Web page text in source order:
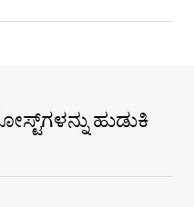
ಹುಡುಕಿ